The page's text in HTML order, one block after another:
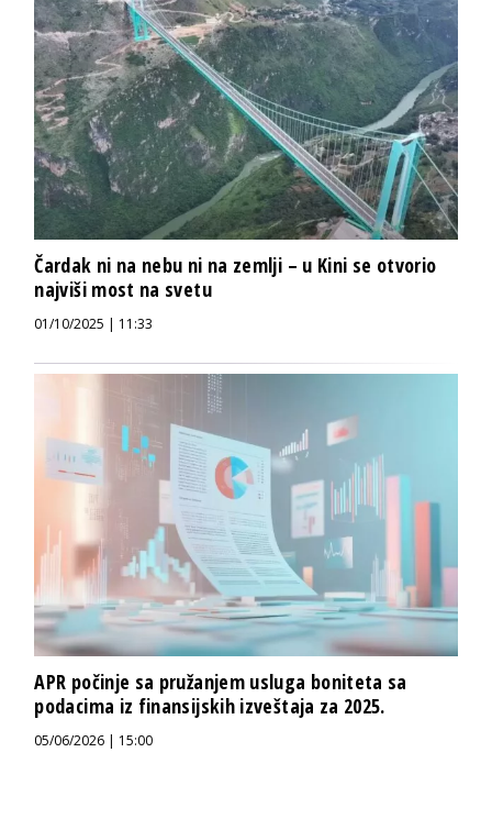
Čardak ni na nebu ni na zemlji – u Kini se otvorio
najviši most na svetu
01/10/2025 | 11:33
APR počinje sa pružanjem usluga boniteta sa
podacima iz finansijskih izveštaja za 2025.
05/06/2026 | 15:00